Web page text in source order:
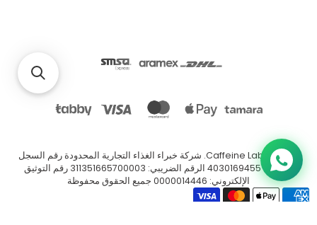
© 2026
Caffeine Lab
. شركة خبراء الغذاء التجارية المحدودة رقم السجل
التجاري: 4030169455 الرقم الضريبي: 311351665700003 رقم التوثيق
الإلكتروني: 0000014446 جميع الحقوق محفوظة